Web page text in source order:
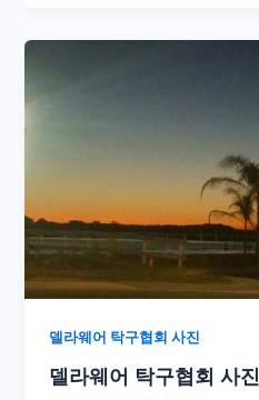
델라웨어 탁구협회 사진
델라웨어 탁구협회 사진